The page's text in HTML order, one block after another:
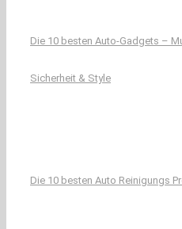
Die 10 besten Auto-Gadgets –
Sicherheit & Style
Die 10 besten Auto Reinigungs